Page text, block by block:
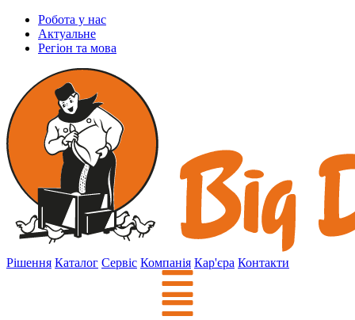
Робота у нас
Актуальне
Регіон та мова
Рішення Каталог Сервіс Компанія Кар'єра Контакти